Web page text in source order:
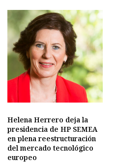
Helena Herrero deja la
presidencia de HP SEMEA
en plena reestructuración
del mercado tecnológico
europeo